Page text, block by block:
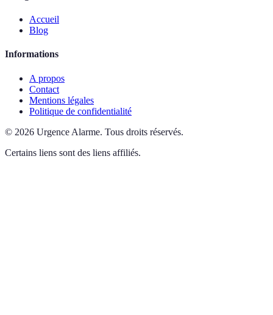
Accueil
Blog
Informations
A propos
Contact
Mentions légales
Politique de confidentialité
© 2026 Urgence Alarme. Tous droits réservés.
Certains liens sont des liens affiliés.